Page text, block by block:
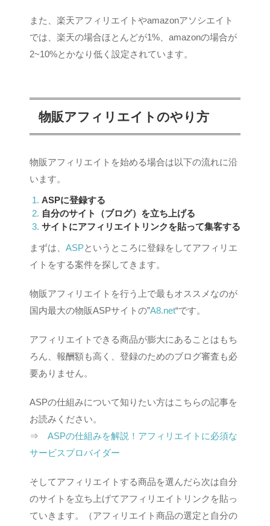
また、楽天アフィリエイトやamazonアソシエイト
では、楽天の場合ほとんどが1%、amazonの場合が
2~10%とかなり低く設定されています。
物販アフィリエイトのやり方
物販アフィリエイトを始める場合は以下の流れに沿
います。
ASPに登録する
自分のサイト（ブログ）を立ち上げる
サイトにアフィリエイトリンクを貼って集客する
まずは、 ASPというところに登録をしてアフィリエ
イトをする案件を探してきます。
物販アフィリエイトを行う上で最もオススメなのが
国内最大の物販ASPサイトの”A8.net“です。
アフィリエイトできる商品が膨大にあることはもち
ろん、報酬額も高く、登録のためのブログ審査も必
要ありません。
ASPの仕組みについて知りたい方はこちらの記事を
お読みください。
⇒ ASPの仕組みを解説！アフィリエイトに必須な
サービスプロバイダー
そしてアフィリエイトする商品を選んだら次は自分
のサイトを立ち上げてアフィリエイトリンクを貼っ
ていきます。（アフィリエイト商品の選定と自分の